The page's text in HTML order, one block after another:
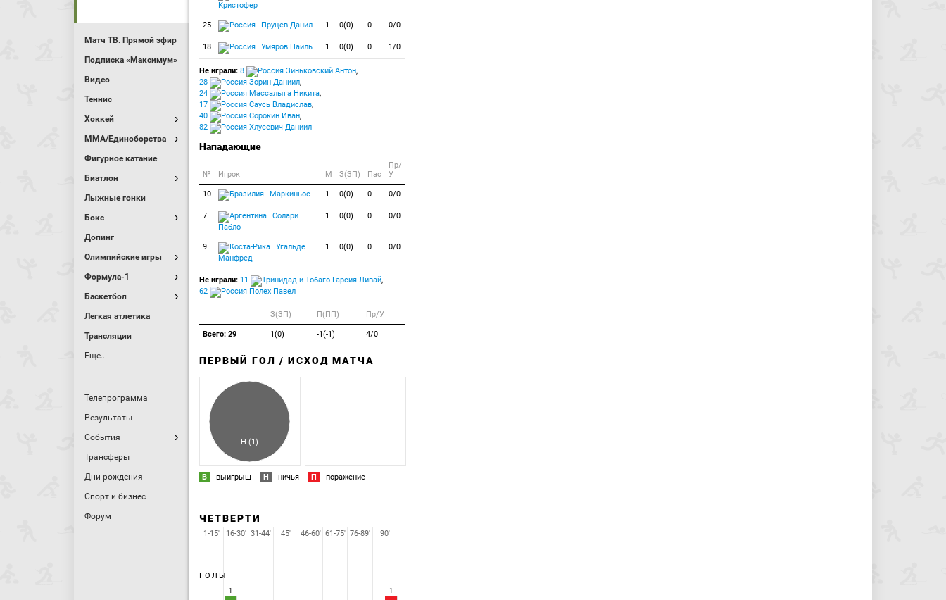
Матч ТВ. Прямой эфир
Подписка «Максимум»
Видео
Теннис
Хоккей
MMA/Единоборства
Фигурное катание
Биатлон
Лыжные гонки
Бокс
Допинг
Олимпийские игры
Формула-1
Баскетбол
Легкая атлетика
Трансляции
Еще...
Телепрограмма
Результаты
События
Трансферы
Дни рождения
Спорт и бизнес
Форум
Кристофер
25 Пруцев Данил 1 0(0) 0 0/0
18 Умяров Наиль 1 0(0) 0 1/0
Не играли: 8 Зиньковский Антон,
28
Зорин Даниил,
24
Массалыга Никита,
17
Саусь Владислав,
40
Сорокин Иван,
82
Хлусевич Даниил
Нападающие
№ Игрок M З(ЗП) Пас
Пр/
У
10 Маркиньос 1 0(0) 0 0/0
7
Солари
Пабло
1 0(0) 0 0/0
9
Угальде
Манфред
1 0(0) 0 0/0
Не играли: 11 Гарсия Ливай,
62
Полех Павел
З(ЗП) П(ПП) Пр/У
Всего: 29 1(0) -1(-1) 4/0
ПЕРВЫЙ ГОЛ / ИСХОД МАТЧА
Н (1)
В - выигрыш Н - ничья П - поражение
ЧЕТВЕРТИ
ГОЛЫ
1 1
1-15' 16-30' 31-44' 45' 46-60' 61-75' 76-89' 90'